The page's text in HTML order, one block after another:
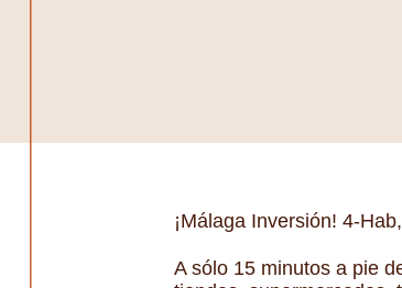
¡Málaga Inversión! 4-
A sólo 15 minutos a pie